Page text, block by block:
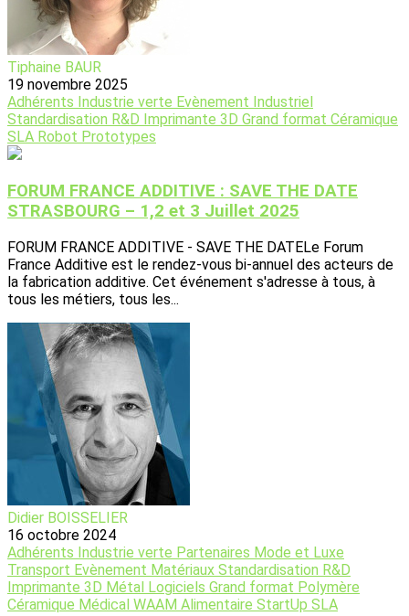
Tiphaine BAUR
19 novembre 2025
Adhérents Industrie verte Evènement Industriel
Standardisation R&D Imprimante 3D Grand format Céramique
SLA Robot Prototypes
FORUM FRANCE ADDITIVE : SAVE THE DATE
STRASBOURG – 1,2 et 3 Juillet 2025
FORUM FRANCE ADDITIVE - SAVE THE DATELe Forum
France Additive est le rendez-vous bi-annuel des acteurs de
la fabrication additive. Cet événement s'adresse à tous, à
tous les métiers, tous les...
Didier BOISSELIER
16 octobre 2024
Adhérents Industrie verte Partenaires Mode et Luxe
Transport Evènement Matériaux Standardisation R&D
Imprimante 3D Métal Logiciels Grand format Polymère
Céramique Médical WAAM Alimentaire StartUp SLA